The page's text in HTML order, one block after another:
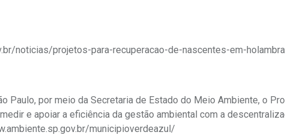
noticias/projetos-para-recuperacao-de-nascentes-em-
Paulo, por meio da Secretaria de Estado do Meio Ambiente, o
e apoiar a eficiência da gestão ambiental com a
municipioverdeazul/